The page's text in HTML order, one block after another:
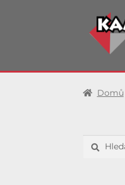
Přeskočit
na
navigaci
Přejít
obsahu
webu
Domů